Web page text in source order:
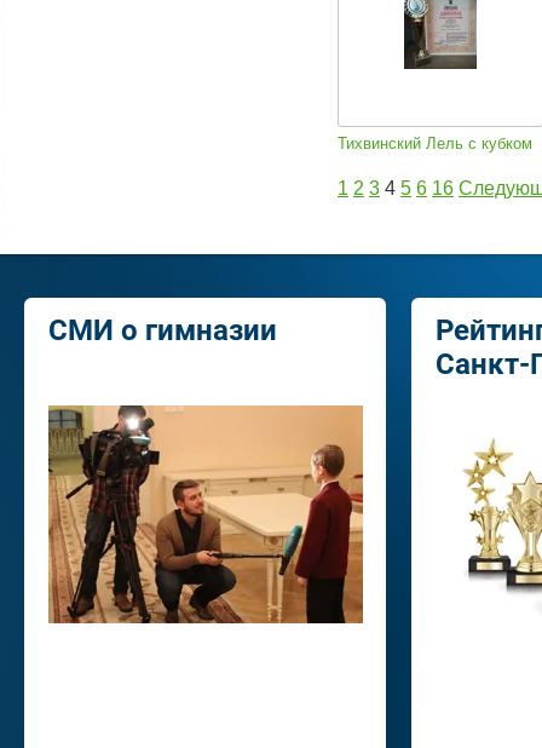
Тихвинский Лель с кубком
1 2 3 4 5 6 16
СМИ о гимназии
Санкт-